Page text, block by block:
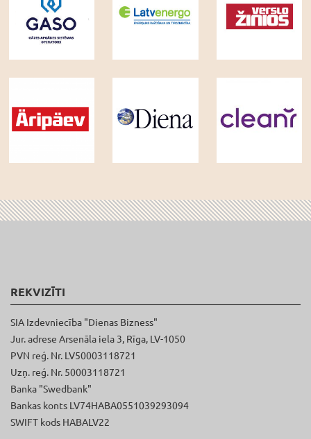
REKVIZĪTI
SIA Izdevniecība "Dienas Bizness"
Jur. adrese Arsenāla iela 3, Rīga, LV-1050
PVN reģ. Nr. LV50003118721
Uzņ. reģ. Nr. 50003118721
Banka "Swedbank"
Bankas konts LV74HABA0551039293094
SWIFT kods HABALV22